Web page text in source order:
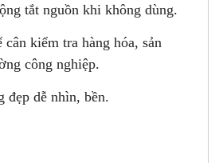
tắt nguồn khi không dùng.
kiểm tra hàng hóa, sản
công nghiệp.
đẹp dễ nhìn, bền.